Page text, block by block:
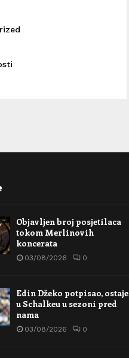
Objavljen broj posjetilaca
tokom Merlinovih
koncerata
03/08/2026 0
Edin Džeko potpisao, ostaje
u Schalkeu u sezoni pred
nama
03/08/2026 0